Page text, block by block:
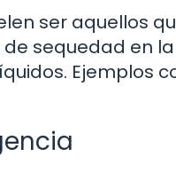
ser aquellos
sequedad en
Ejemplos